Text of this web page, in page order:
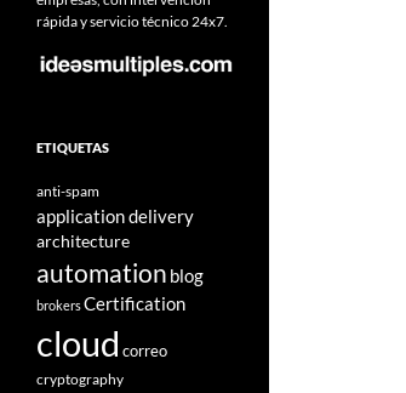
rápida y servicio técnico 24x7.
ETIQUETAS
anti-spam
application delivery
architecture
automation blog
brokersCertification
cloud correo
cryptography